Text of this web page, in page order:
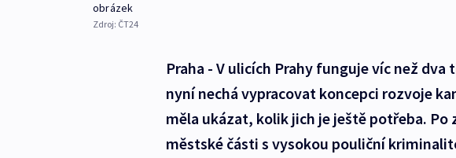
obrázek
Zdroj: ČT24
Praha - V ulicích Prahy funguje víc než
nyní nechá vypracovat koncepci rozvoje
měla ukázat, kolik jich je ještě potřeba.
městské části s vysokou pouliční